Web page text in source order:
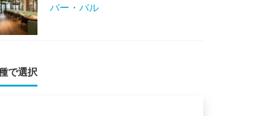
バー・バル
で選択